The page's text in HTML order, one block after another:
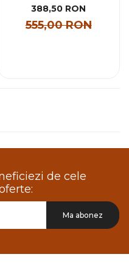
388,50 RON
555,00 RON
de cele
Ma abonez